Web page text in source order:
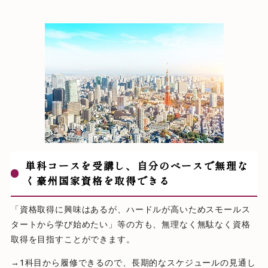
単科コースを受講し、自分のペースで無理な
く豪州国家資格を取得できる
「資格取得に興味はあるが、ハードルが高いためスモールス
タートから学び始めたい」等の方も、無理なく無駄なく資格
取得を目指すことができます。
→1科目から履修できるので、長期的なスケジュールの見通し